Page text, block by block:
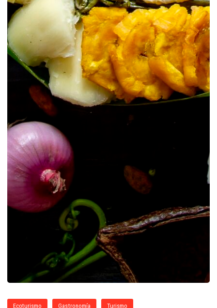
Ecoturismo Gastronomía Turismo